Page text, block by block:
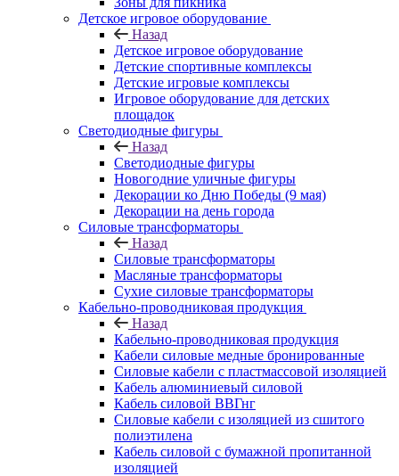
Детское игровое оборудование
Назад
Детское игровое оборудование
Детские спортивные комплексы
Детские игровые комплексы
Игровое оборудование для детских
площадок
Светодиодные фигуры
Назад
Светодиодные фигуры
Новогодние уличные фигуры
Декорации ко Дню Победы (9 мая)
Декорации на день города
Силовые трансформаторы
Назад
Силовые трансформаторы
Масляные трансформаторы
Сухие силовые трансформаторы
Кабельно-проводниковая продукция
Назад
Кабельно-проводниковая продукция
Кабели силовые медные бронированные
Силовые кабели с пластмассовой изоляцией
Кабель алюминиевый силовой
Кабель силовой ВВГнг
Силовые кабели с изоляцией из сшитого
полиэтилена
Кабель силовой с бумажной пропитанной
изоляцией